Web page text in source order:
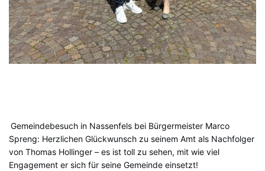
Gemeindebesuch in Nassenfels bei Bürgermeister Marco
Spreng: Herzlichen Glückwunsch zu seinem Amt als Nachfolger
von Thomas Hollinger – es ist toll zu sehen, mit wie viel
Engagement er sich für seine Gemeinde einsetzt!